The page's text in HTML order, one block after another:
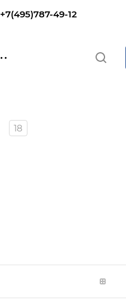
+7(495)787-49-12
18